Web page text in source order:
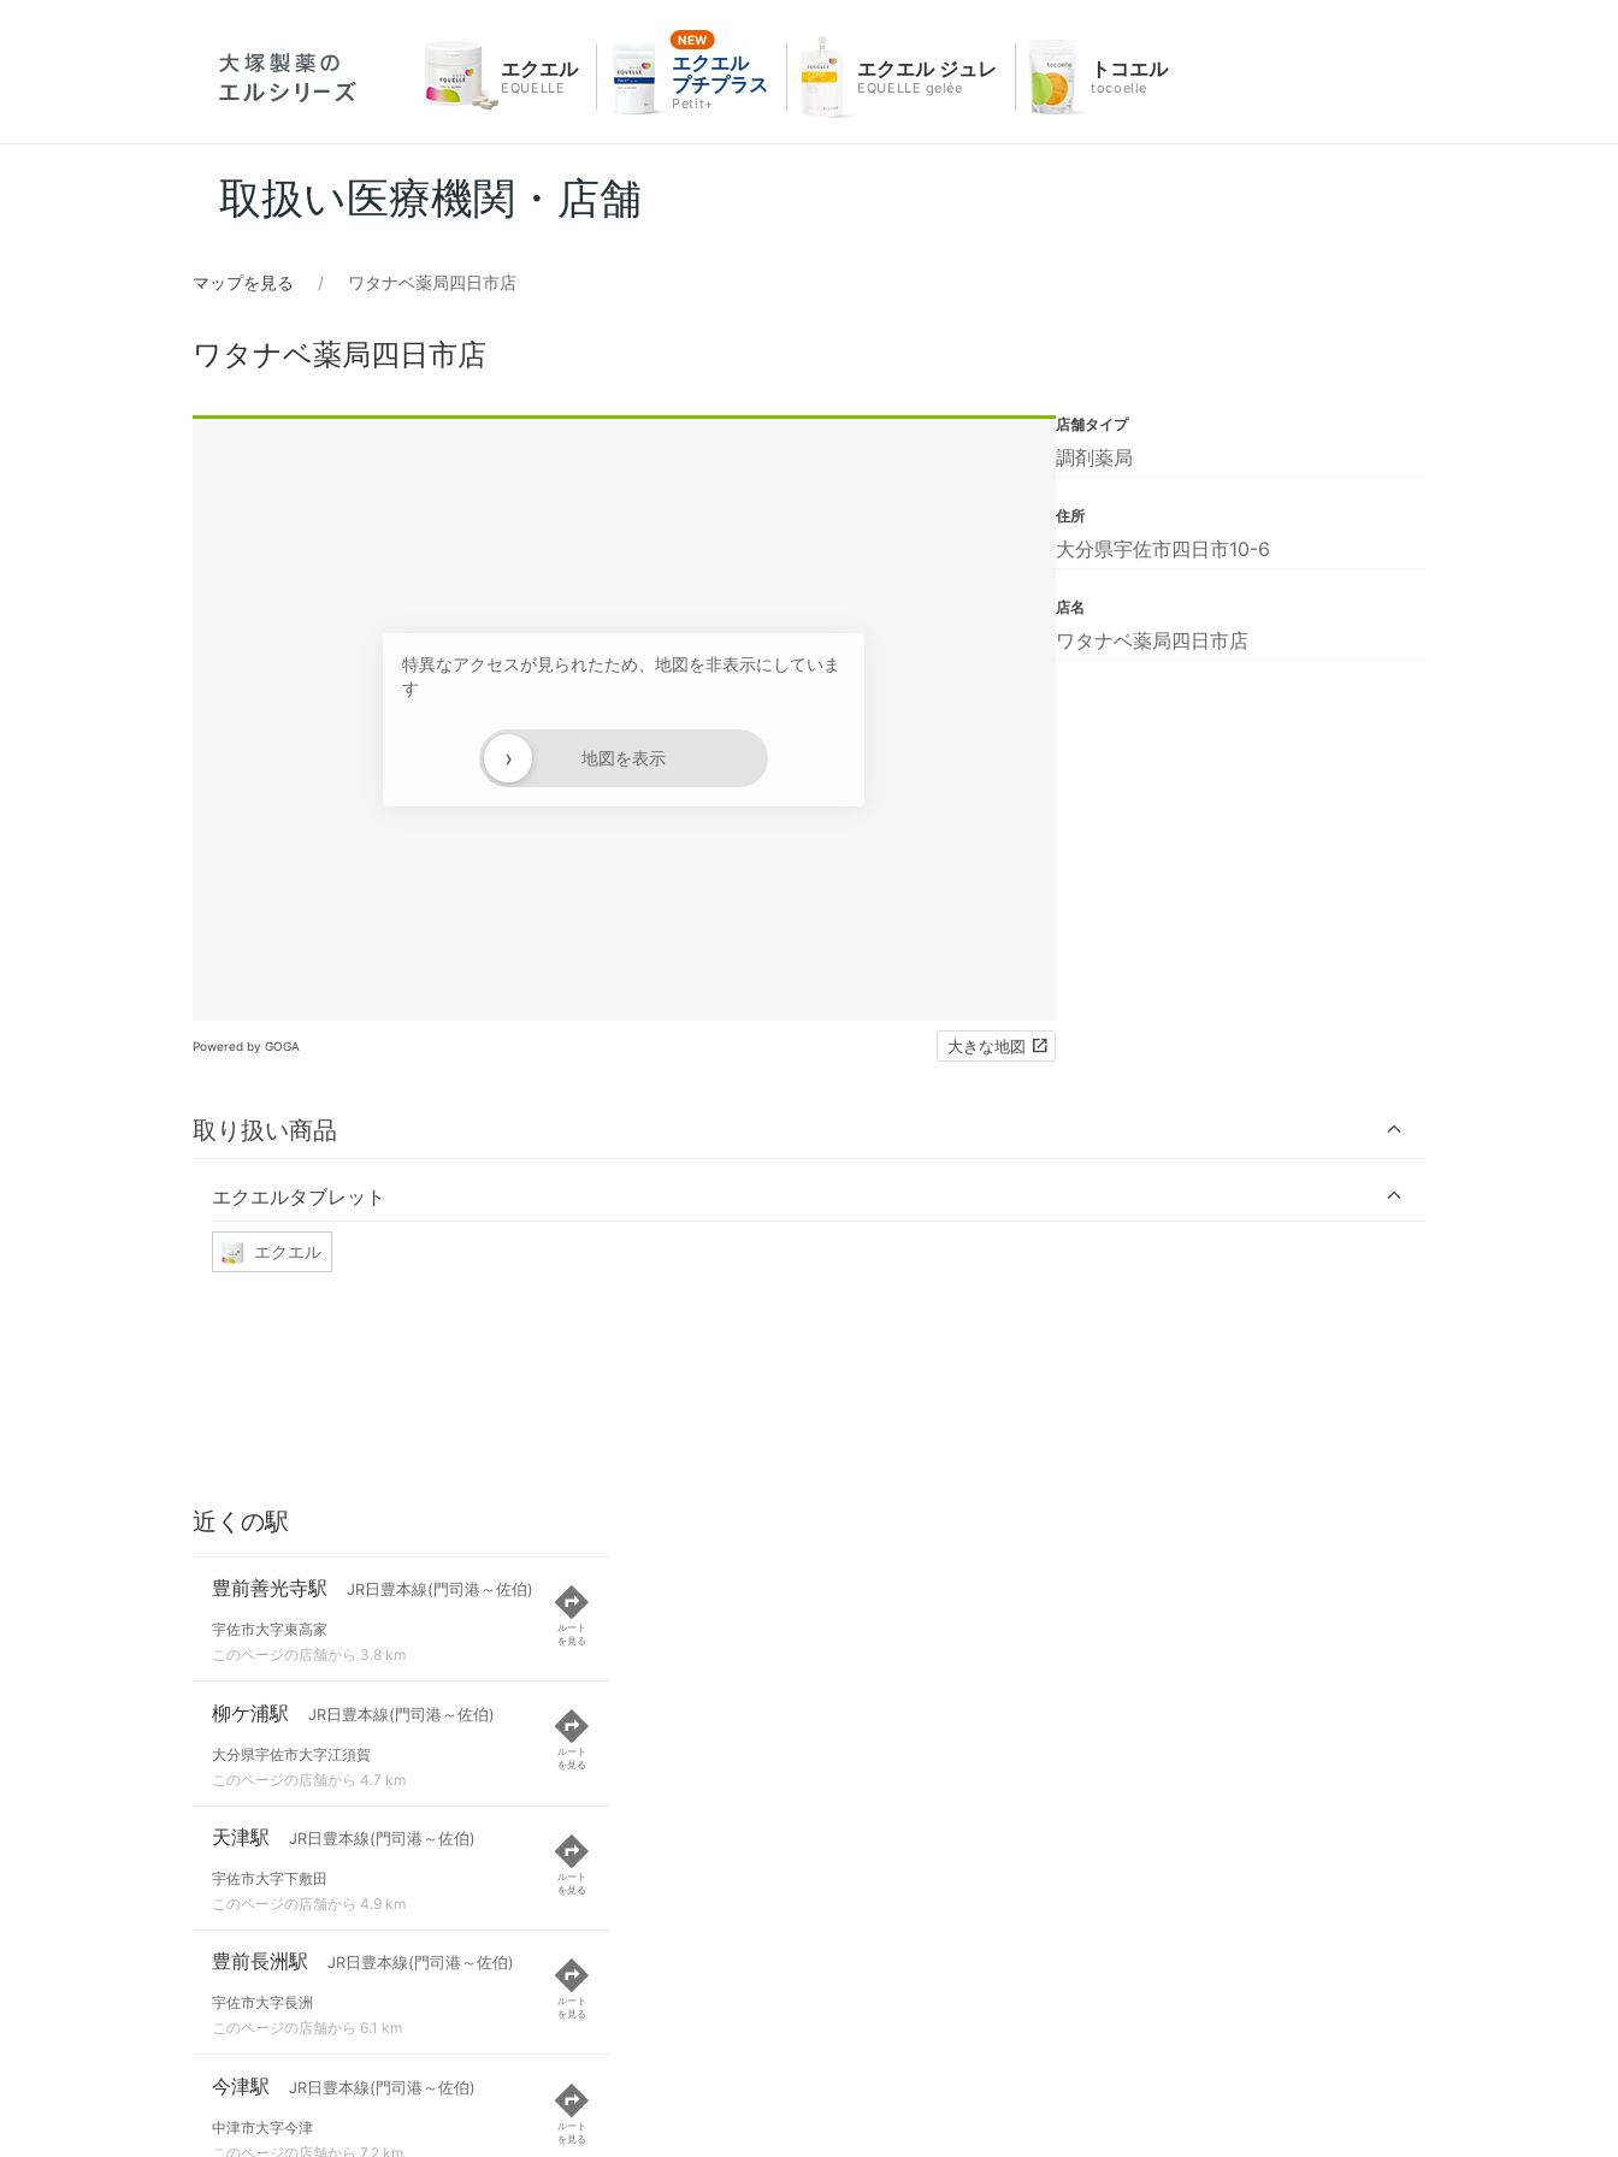
エクエル
EQUELLE
エクエル
プチプラス
Petit+
エクエル ジュレ
EQUELLE gelée
トコエル
tocoelle
取扱い医療機関・店舗
マップを見る ワタナベ薬局四日市店
ワタナベ薬局四日市店
特異なアクセスが見られたため、地図を非表示にしていま
す
地図を表示
›
Powered by GOGA 大きな地図
取り扱い商品
エクエルタブレット
エクエル
店舗タイプ
調剤薬局
住所
大分県宇佐市四日市10-6
店名
ワタナベ薬局四日市店
近くの駅
豊前善光寺駅 JR日豊本線(門司港～佐伯)
宇佐市大字東高家
このページの店舗から 3.8 km
ルート
を見る
柳ケ浦駅 JR日豊本線(門司港～佐伯)
大分県宇佐市大字江須賀
このページの店舗から 4.7 km
ルート
を見る
天津駅 JR日豊本線(門司港～佐伯)
宇佐市大字下敷田
このページの店舗から 4.9 km
ルート
を見る
豊前長洲駅 JR日豊本線(門司港～佐伯)
宇佐市大字長洲
このページの店舗から 6.1 km
ルート
を見る
今津駅 JR日豊本線(門司港～佐伯)
中津市大字今津
このページの店舗から 7.2 km
ルート
を見る